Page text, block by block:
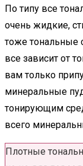
По типу все
очень жидкие,
тоже тональные
все зависит от
вам только
минеральные
тонирующим
всего
Плотные